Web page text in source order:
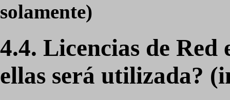
solamente)
4.4. Licencias de
ellas será utilizada?